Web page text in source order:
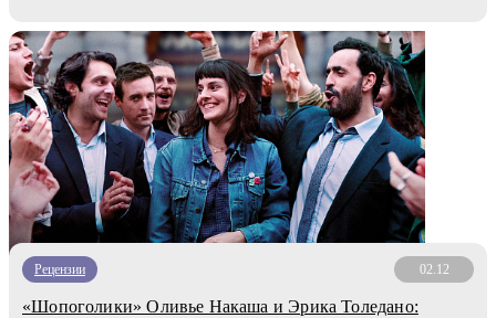
Рецензии 02.12
«Шопоголики» Оливье Накаша и Эрика Толедано: